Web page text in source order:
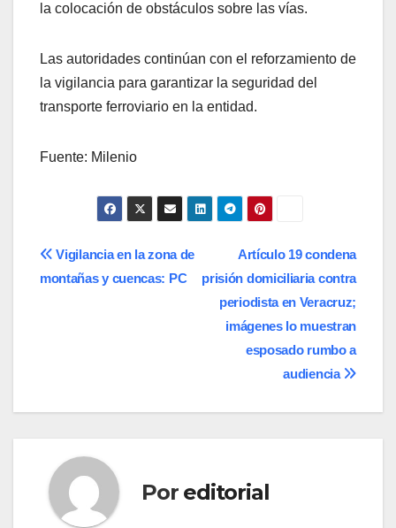
la colocación de obstáculos sobre las vías.
Las autoridades continúan con el reforzamiento de
la vigilancia para garantizar la seguridad del
transporte ferroviario en la entidad.
Fuente: Milenio
Navegación
Artículo 19 condena
prisión domiciliaria contra
periodista en Veracruz;
imágenes lo muestran
esposado rumbo a
audiencia
Vigilancia en la zona de
montañas y cuencas: PC
Por editorial